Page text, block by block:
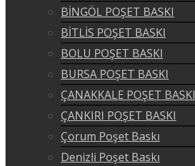
BİNGÖL POŞET BASKI
BİTLİS POŞET BASKI
BOLU POŞET BASKI
BURSA POŞET BASKI
ÇANAKKALE POŞET BASKI
ÇANKIRI POŞET BASKI
Çorum Poşet Baskı
Denizli Poşet Baskı